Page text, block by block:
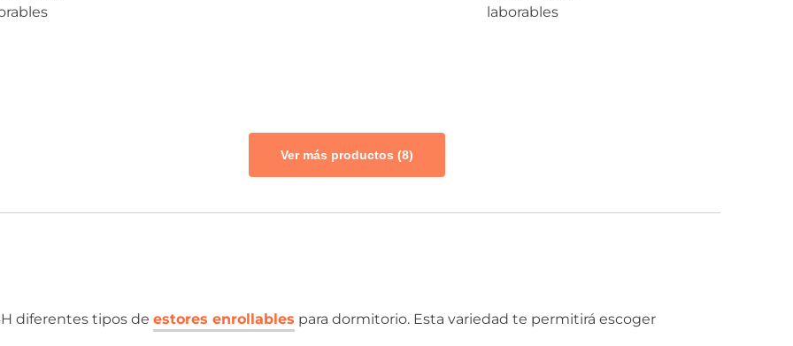
laborables
Ver más productos (8)
diferentes tipos de estores enrollables para dormitorio. Esta variedad te permitirá escoger